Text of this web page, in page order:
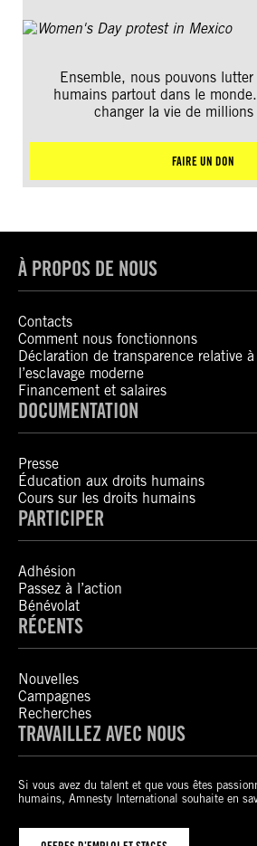
Ensemble, nous pouvons
humains partout dans le
changer la vie de millions
FAIRE UN DON
À PROPOS DE NOUS
Contacts
Comment nous fonctionnons
Déclaration de transparence relative
l’esclavage moderne
Financement et salaires
DOCUMENTATION
Presse
Éducation aux droits humains
Cours sur les droits humains
PARTICIPER
Adhésion
Passez à l’action
Bénévolat
RÉCENTS
Nouvelles
Campagnes
Recherches
TRAVAILLEZ AVEC NOUS
Si vous avez du talent et que vous êtes
humains, Amnesty International souhaite en